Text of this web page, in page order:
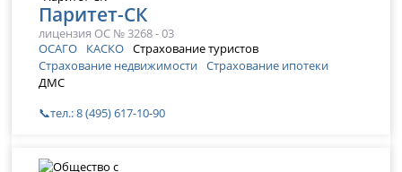
Паритет-СК
лицензия ОС № 3268 - 03
ОСАГО
КАСКО Страхование туристов
Страхование недвижимости Страхование ипотеки
ДМС
📞тел.: 8 (495) 617-10-90